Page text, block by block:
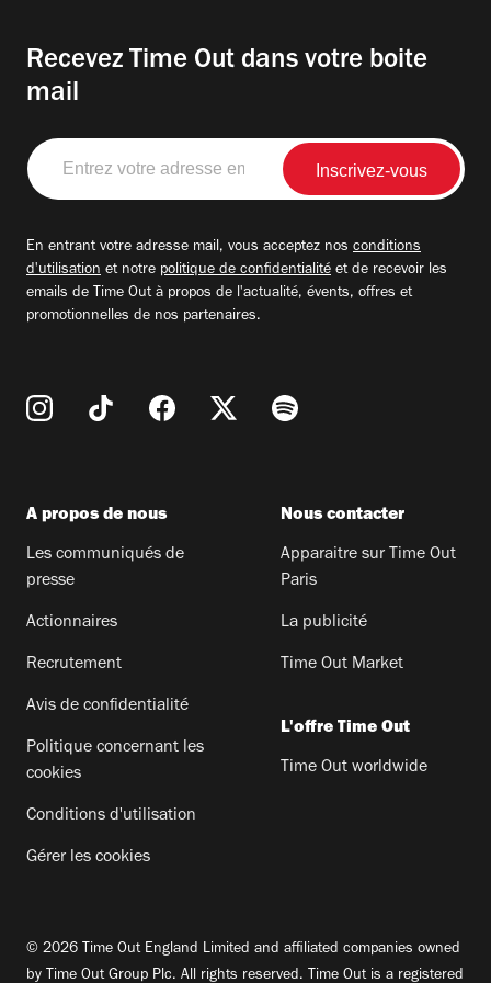
Recevez Time Out dans votre boite
mail
Entrez
votre
adresse
En entrant votre adresse mail, vous acceptez nos conditions
d'utilisation et notre politique de confidentialité et de recevoir les
emails de Time Out à propos de l'actualité, évents, offres et
promotionnelles de nos partenaires.
A propos de nous
Les communiqués de
presse
Actionnaires
Recrutement
Avis de confidentialité
Politique concernant les
cookies
Conditions d'utilisation
Gérer les cookies
Nous contacter
Apparaitre sur Time Out
Paris
La publicité
Time Out Market
L'offre Time Out
Time Out worldwide
© 2026 Time Out England Limited and affiliated companies owned
by Time Out Group Plc. All rights reserved. Time Out is a registered